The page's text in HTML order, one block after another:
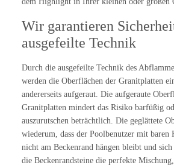
Wir garantieren
ausgefeilte Technik
Durch die ausgefeilte Technik des
werden die Oberflächen der Granitplatten
andererseits aufgeraut. Die aufgeraute
Granitplatten mindert das Risiko barfüßig
auszurutschen beträchtlich. Die geglättete
wiederum, dass der Poolbenutzer mit baren
nicht am Beckenrand hängen bleibt und
die Beckenrandsteine die perfekte